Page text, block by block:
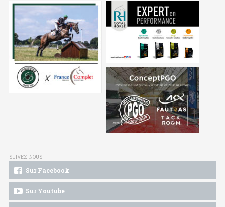
SUIVEZ-NOUS
Sur Facebook
Sur Youtube